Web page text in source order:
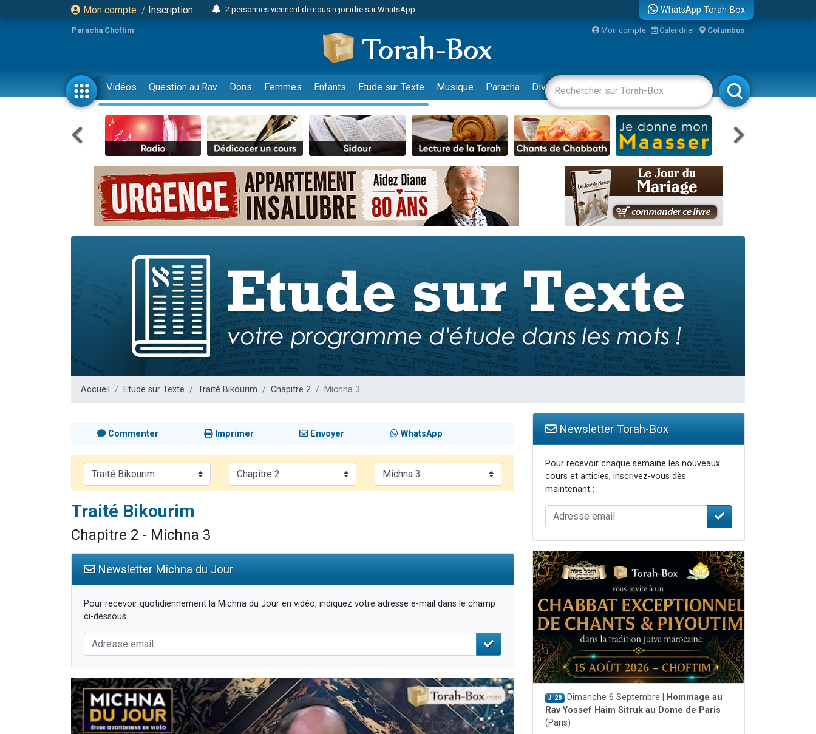
Mon compte / Inscription
2 personnes viennent de nous rejoindre sur WhatsApp
3 personnes viennent de faire un don pour Événements Torah-Box
2 personnes viennent de faire un don pour Tsédaka : pauvres d'Israel
3 personnes viennent de nous rejoindre sur WhatsApp
11 personnes viennent de demander une bénédiction
3 personnes viennent de faire un don pour Diane, 80 ans, dans un appartement insalubre
Il reste 49 places pour étudier en groupe sur Zoom
2 personnes viennent de nous rejoindre sur WhatsApp
29 personnes viennent de demander une bénédiction
Il reste 49 places pour étudier en groupe sur Zoom
2 personnes viennent de nous rejoindre sur WhatsApp
6 personnes viennent de nous rejoindre sur WhatsApp
17 personnes viennent de demander une bénédiction
4 personnes viennent de nous rejoindre sur WhatsApp
Il reste 49 places pour étudier en groupe sur Zoom
Eva vient de donner son Maasser
Eli vient de donner son Maasser
WhatsApp Torah-Box
Paracha Choftim Mon compte Calendrier Columbus
Vidéos Question au Rav Dons Femmes Enfants Etude sur Texte Musique Paracha Divertissements Livres Rabbanim
Accueil Etude sur Texte Traité Bikourim Chapitre 2 Michna 3
Commenter Imprimer Envoyer WhatsApp
Traité Bikourim
Chapitre 2 - Michna 3
Newsletter Michna du Jour
Pour recevoir quotidiennement la Michna du Jour en vidéo, indiquez votre adresse e-mail dans le champ
ci-dessous.
Newsletter Torah-Box
Pour recevoir chaque semaine les nouveaux
cours et articles, inscrivez-vous dès
maintenant :
J-28 Dimanche 6 Septembre |
Hommage au
Rav Yossef Haim Sitruk au Dome de Paris
(Paris)